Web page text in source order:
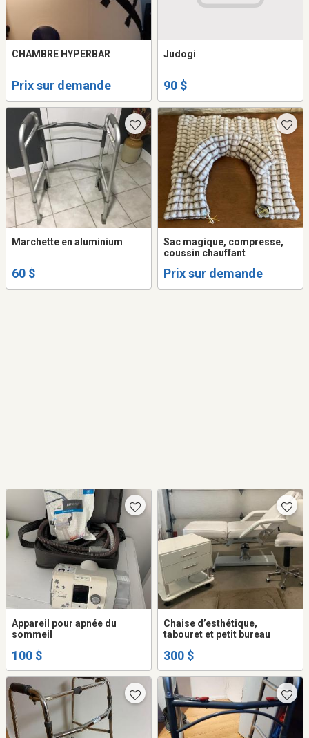
CHAMBRE HYPERBAR
Prix sur demande
Judogi
90 $
Marchette en aluminium
60 $
Sac magique, compresse,
coussin chauffant
Prix sur demande
Appareil pour apnée du
sommeil
100 $
Chaise d’esthétique,
tabouret et petit bureau
300 $